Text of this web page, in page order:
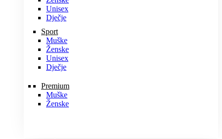
Unisex
Dječje
Sport
Muške
Ženske
Unisex
Dječje
Premium
Muške
Ženske